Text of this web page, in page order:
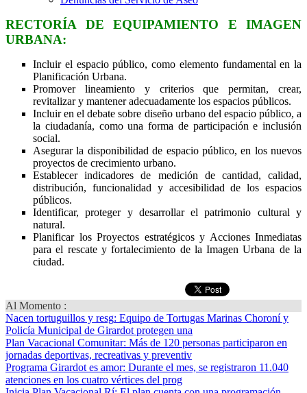
RECTORÍA DE EQUIPAMIENTO E IMAGEN
URBANA:
Incluir el espacio público, como elemento fundamental en la
Planificación Urbana.
Promover lineamiento y criterios que permitan, crear,
revitalizar y mantener adecuadamente los espacios públicos.
Incluir en el debate sobre diseño urbano del espacio público, a
la ciudadanía, como una forma de participación e inclusión
social.
Asegurar la disponibilidad de espacio público, en los nuevos
proyectos de crecimiento urbano.
Establecer indicadores de medición de cantidad, calidad,
distribución, funcionalidad y accesibilidad de los espacios
públicos.
Identificar, proteger y desarrollar el patrimonio cultural y
natural.
Planificar los Proyectos estratégicos y Acciones Inmediatas
para el rescate y fortalecimiento de la Imagen Urbana de la
ciudad.
Al Momento :
Nacen tortuguillos y resg: Equipo de Tortugas Marinas Choroní y
Policía Municipal de Girardot protegen una
Plan Vacacional Comunitar: Más de 120 personas participaron en
jornadas deportivas, recreativas y preventiv
Programa Girardot es amor: Durante el mes, se registraron 11.040
atenciones en los cuatro vértices del prog